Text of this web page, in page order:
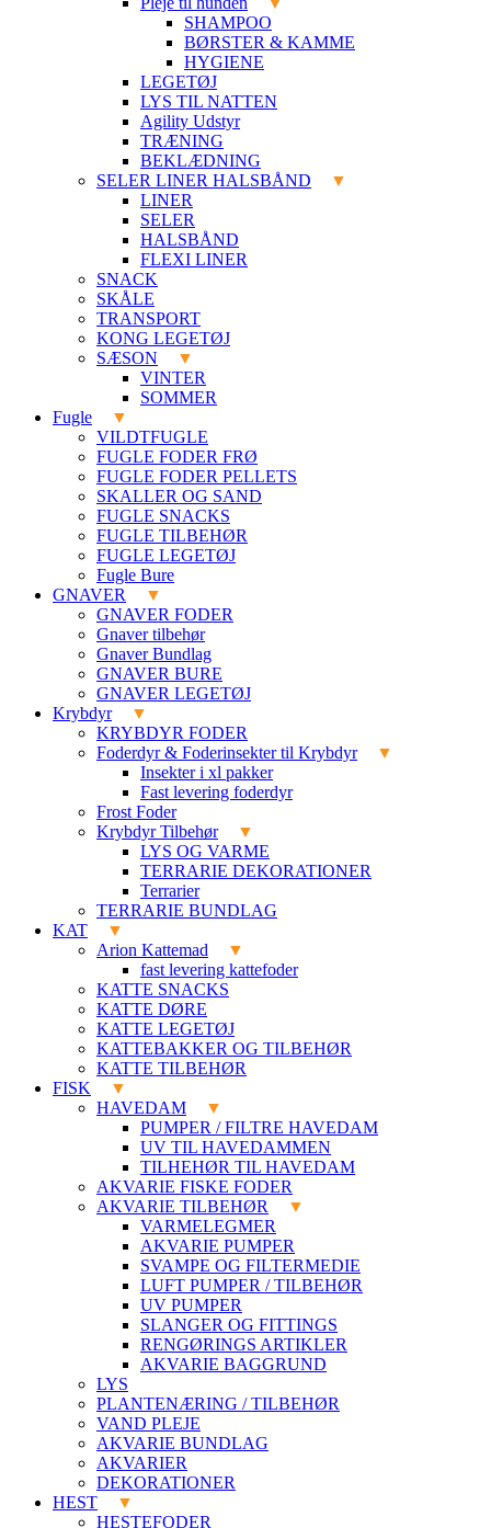
SHAMPOO
BØRSTER & KAMME
HYGIENE
LEGETØJ
LYS TIL NATTEN
Agility Udstyr
TRÆNING
BEKLÆDNING
SELER LINER HALSBÅND
LINER
SELER
HALSBÅND
FLEXI LINER
SNACK
SKÅLE
TRANSPORT
KONG LEGETØJ
SÆSON
VINTER
SOMMER
Fugle
VILDTFUGLE
FUGLE FODER FRØ
FUGLE FODER PELLETS
SKALLER OG SAND
FUGLE SNACKS
FUGLE TILBEHØR
FUGLE LEGETØJ
Fugle Bure
GNAVER
GNAVER FODER
Gnaver tilbehør
Gnaver Bundlag
GNAVER BURE
GNAVER LEGETØJ
Krybdyr
KRYBDYR FODER
Foderdyr & Foderinsekter til Krybdyr
Insekter i xl pakker
Fast levering foderdyr
Frost Foder
Krybdyr Tilbehør
LYS OG VARME
TERRARIE DEKORATIONER
Terrarier
TERRARIE BUNDLAG
KAT
Arion Kattemad
fast levering kattefoder
KATTE SNACKS
KATTE DØRE
KATTE LEGETØJ
KATTEBAKKER OG TILBEHØR
KATTE TILBEHØR
FISK
HAVEDAM
PUMPER / FILTRE HAVEDAM
UV TIL HAVEDAMMEN
TILHEHØR TIL HAVEDAM
AKVARIE FISKE FODER
AKVARIE TILBEHØR
VARMELEGMER
AKVARIE PUMPER
SVAMPE OG FILTERMEDIE
LUFT PUMPER / TILBEHØR
UV PUMPER
SLANGER OG FITTINGS
RENGØRINGS ARTIKLER
AKVARIE BAGGRUND
LYS
PLANTENÆRING / TILBEHØR
VAND PLEJE
AKVARIE BUNDLAG
AKVARIER
DEKORATIONER
HEST
HESTEFODER